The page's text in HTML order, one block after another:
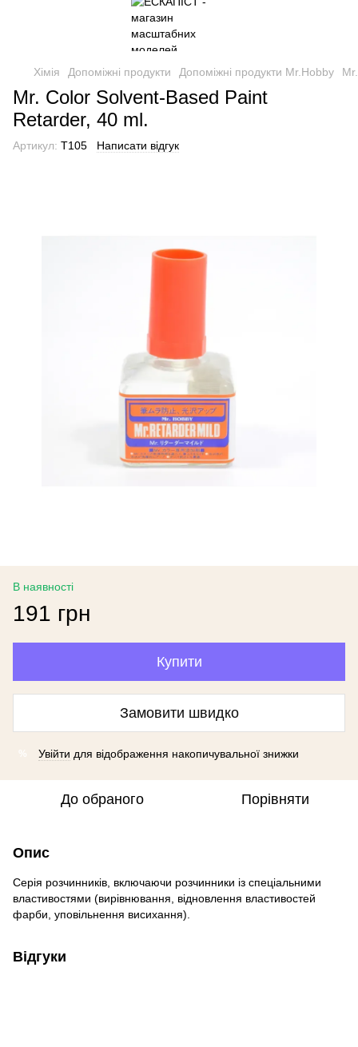
Хімія Допоміжні продукти Допоміжні продукти Mr.Hobby
Mr. Color Solvent-Based Paint
Retarder, 40 ml.
Артикул: T105 Написати відгук
В наявності
191 грн
Купити
Замовити швидко
% Увійти для відображення накопичувальної знижки
До обраного Порівняти
Опис
Серія розчинників, включаючи розчинники із спеціальними
властивостями (вирівнювання, відновлення властивостей
фарби, уповільнення висихання).
Відгуки